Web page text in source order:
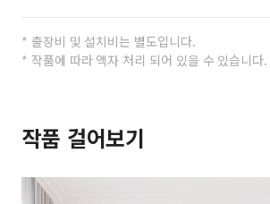
* 출장비 및 설치비는 별도입니다.
* 작품에 따라 액자 처리 되어 있을 수 있습니다.
작품 걸어보기